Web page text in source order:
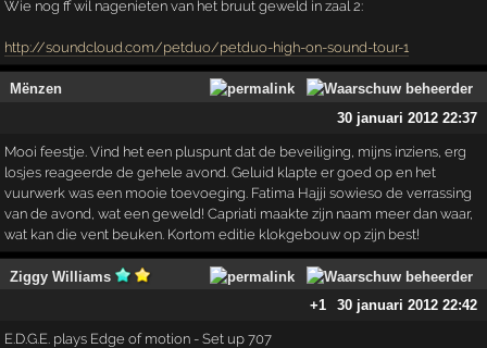
Wie nog ff wil nagenieten van het bruut geweld in zaal 2:
http://soundcloud.com/petduo/petduo-high-on-sound-tour-1
Mënzen
30 januari 2012 22:37
Mooi feestje. Vind het een pluspunt dat de beveiliging, mijns inziens, erg
losjes reageerde de gehele avond. Geluid klapte er goed op en het
vuurwerk was een mooie toevoeging. Fatima Hajji sowieso de verrassing
van de avond, wat een geweld! Capriati maakte zijn naam meer dan waar,
wat kan die vent beuken. Kortom editie klokgebouw op zijn best!
Ziggy Williams
+1
30 januari 2012 22:42
E.D.G.E. plays Edge of motion - Set up 707